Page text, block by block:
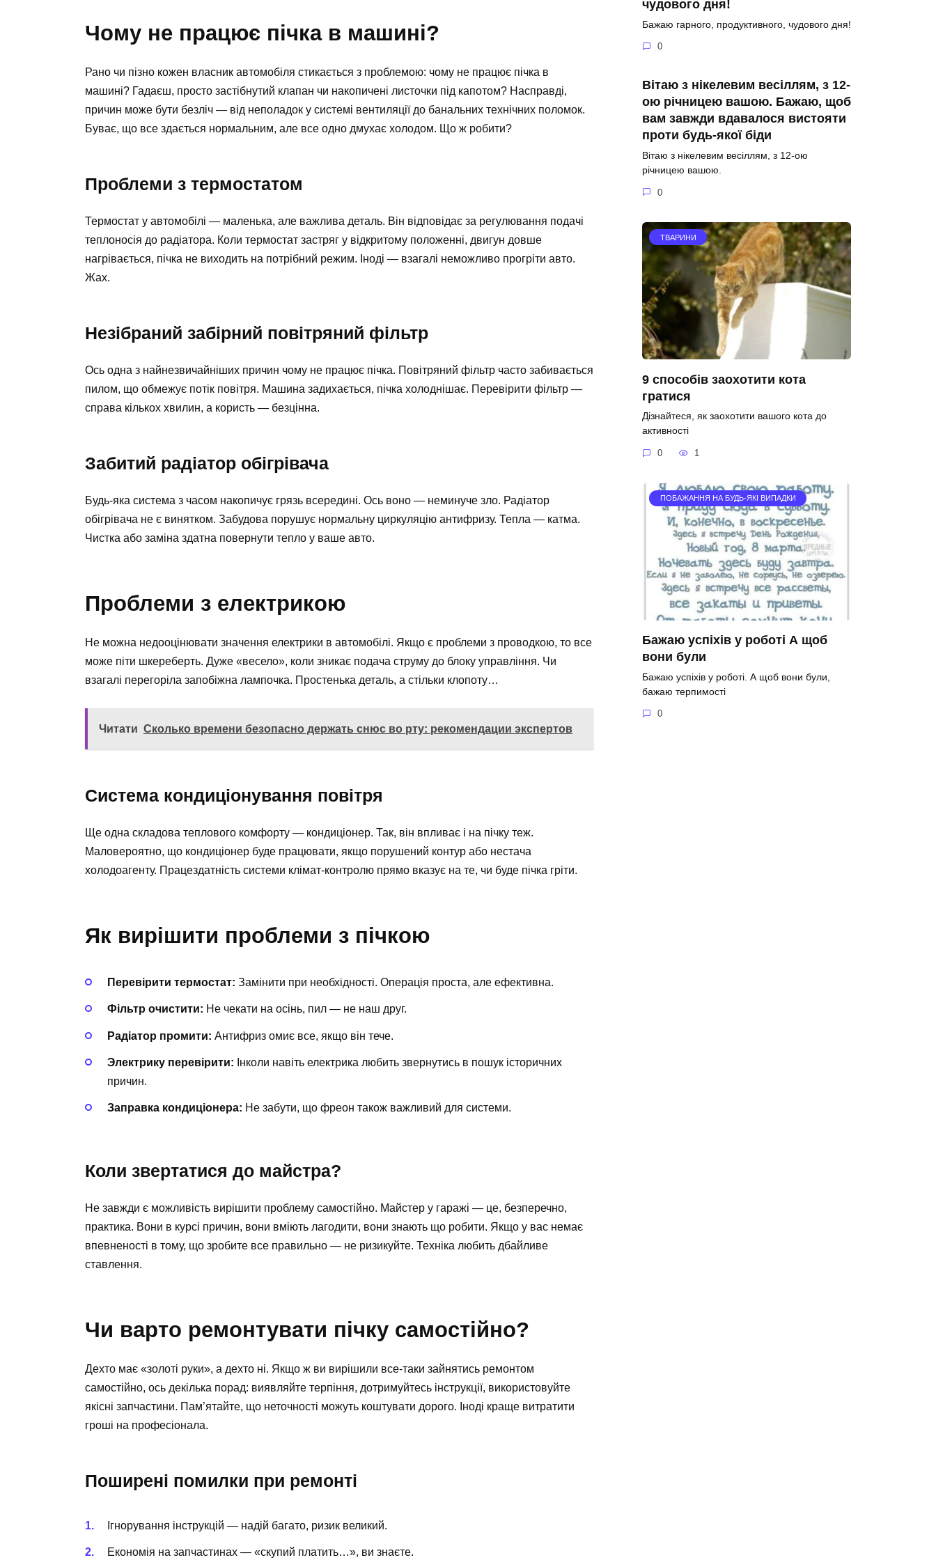
Чому не працює пічка в машині?
Рано чи пізно кожен власник автомобіля стикається з проблемою: чому не працює пічка в
машині? Гадаєш, просто застібнутий клапан чи накопичені листочки під капотом? Насправді,
причин може бути безліч — від неполадок у системі вентиляції до банальних технічних поломок.
Буває, що все здається нормальним, але все одно дмухає холодом. Що ж робити?
Проблеми з термостатом
Термостат у автомобілі — маленька, але важлива деталь. Він відповідає за регулювання подачі
теплоносія до радіатора. Коли термостат застряг у відкритому положенні, двигун довше
нагрівається, пічка не виходить на потрібний режим. Іноді — взагалі неможливо прогріти авто.
Жах.
Незібраний забірний повітряний фільтр
Ось одна з найнезвичайніших причин чому не працює пічка. Повітряний фільтр часто забивається
пилом, що обмежує потік повітря. Машина задихається, пічка холоднішає. Перевірити фільтр —
справа кількох хвилин, а користь — безцінна.
Забитий радіатор обігрівача
Будь-яка система з часом накопичує грязь всередині. Ось воно — неминуче зло. Радіатор
обігрівача не є винятком. Забудова порушує нормальну циркуляцію антифризу. Тепла — катма.
Чистка або заміна здатна повернути тепло у ваше авто.
Проблеми з електрикою
Не можна недооцінювати значення електрики в автомобілі. Якщо є проблеми з проводкою, то все
може піти шкереберть. Дуже «весело», коли зникає подача струму до блоку управління. Чи
взагалі перегоріла запобіжна лампочка. Простенька деталь, а стільки клопоту…
Читати Сколько времени безопасно держать снюс во рту: рекомендации экспертов
Система кондиціонування повітря
Ще одна складова теплового комфорту — кондиціонер. Так, він впливає і на пічку теж.
Маловероятно, що кондиціонер буде працювати, якщо порушений контур або нестача
холодоагенту. Працездатність системи клімат-контролю прямо вказує на те, чи буде пічка гріти.
Як вирішити проблеми з пічкою
Перевірити термостат: Замінити при необхідності. Операція проста, але ефективна.
Фільтр очистити: Не чекати на осінь, пил — не наш друг.
Радіатор промити: Антифриз омиє все, якщо він тече.
Электрику перевірити: Інколи навіть електрика любить звернутись в пошук історичних
причин.
Заправка кондиціонера: Не забути, що фреон також важливий для системи.
Коли звертатися до майстра?
Не завжди є можливість вирішити проблему самостійно. Майстер у гаражі — це, безперечно,
практика. Вони в курсі причин, вони вміють лагодити, вони знають що робити. Якщо у вас немає
впевненості в тому, що зробите все правильно — не ризикуйте. Техніка любить дбайливе
ставлення.
Чи варто ремонтувати пічку самостійно?
Дехто має «золоті руки», а дехто ні. Якщо ж ви вирішили все-таки зайнятись ремонтом
самостійно, ось декілька порад: виявляйте терпіння, дотримуйтесь інструкції, використовуйте
якісні запчастини. Пам’ятайте, що неточності можуть коштувати дорого. Іноді краще витратити
гроші на професіонала.
Поширені помилки при ремонті
Ігнорування інструкцій — надій багато, ризик великий.
Економія на запчастинах — «скупий платить…», ви знаєте.
чудового дня!
Бажаю гарного, продуктивного, чудового дня!
0
Вітаю з нікелевим весіллям, з 12-
ою річницею вашою. Бажаю, щоб
вам завжди вдавалося вистояти
проти будь-якої біди
Вітаю з нікелевим весіллям, з 12-ою
річницею вашою.
0
ТВАРИНИ
9 способів заохотити кота
гратися
Дізнайтеся, як заохотити вашого кота до
активності
0 1
ПОБАЖАННЯ НА БУДЬ-ЯКІ ВИПАДКИ
Бажаю успіхів у роботі А щоб
вони були
Бажаю успіхів у роботі. А щоб вони були,
бажаю терпимості
0